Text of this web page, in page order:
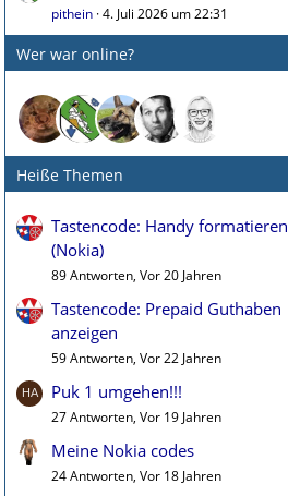
pithein 4. Juli 2026 um 22:31
Wer war online?
Heiße Themen
Tastencode: Handy formatieren
(Nokia)
89 Antworten, Vor 20 Jahren
Tastencode: Prepaid Guthaben
anzeigen
59 Antworten, Vor 22 Jahren
Puk 1 umgehen!!!
27 Antworten, Vor 19 Jahren
Meine Nokia codes
24 Antworten, Vor 18 Jahren